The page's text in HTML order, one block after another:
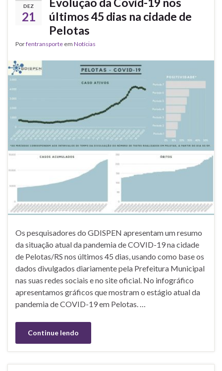
DEZ
21
últimos 45 dias na cidade de
Pelotas
Porfentransporte em Notícias
Os pesquisadores do GDISPEN apresentam um resumo
da situação atual da pandemia de COVID-19 na cidade
de Pelotas/RS nos últimos 45 dias, usando como base os
dados divulgados diariamente pela Prefeitura Municipal
nas suas redes sociais e no site oficial. No infográfico
apresentamos gráficos que mostram o estágio atual da
pandemia de COVID-19 em Pelotas. …
Continue lendo